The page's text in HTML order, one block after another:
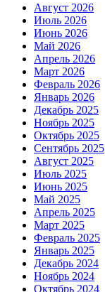
Август 2026
Июль 2026
Июнь 2026
Май 2026
Апрель 2026
Март 2026
Февраль 2026
Январь 2026
Декабрь 2025
Ноябрь 2025
Октябрь 2025
Сентябрь 2025
Август 2025
Июль 2025
Июнь 2025
Май 2025
Апрель 2025
Март 2025
Февраль 2025
Январь 2025
Декабрь 2024
Ноябрь 2024
Октябрь 2024